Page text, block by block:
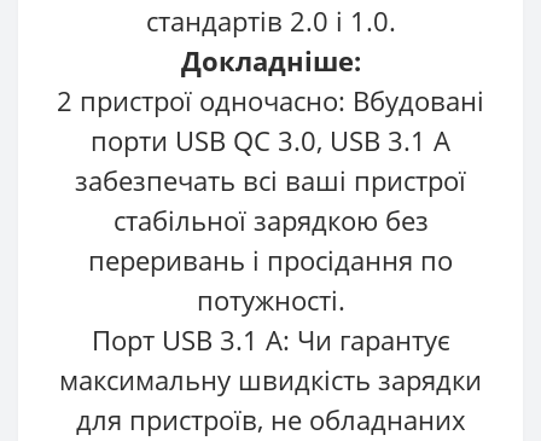
стандартів 2.0 і 1.0.
Докладніше:
2 пристрої одночасно: Вбудовані
порти USB QC 3.0, USB 3.1 A
забезпечать всі ваші пристрої
стабільної зарядкою без
переривань і просідання по
потужності.
Порт USB 3.1 A: Чи гарантує
максимальну швидкість зарядки
для пристроїв, не обладнаних